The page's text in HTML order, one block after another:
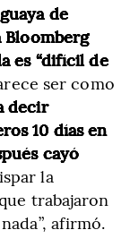
de
es “difícil de
ser como
decir
10 días en
cayó
la
trabajaron
afirmó.